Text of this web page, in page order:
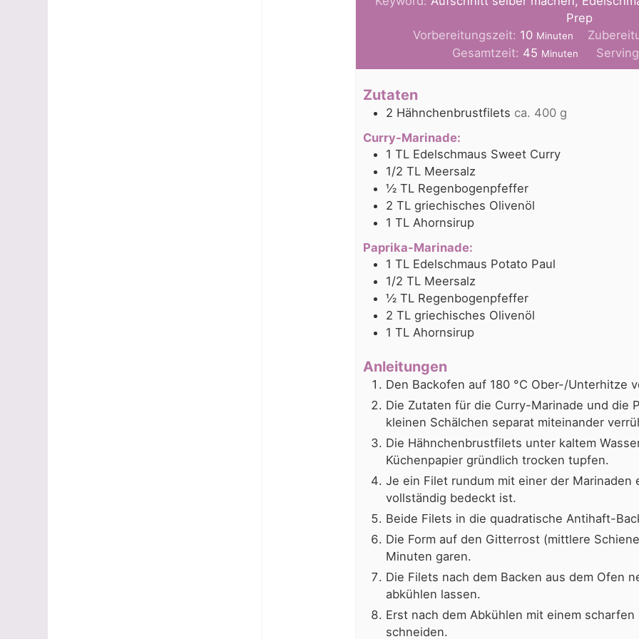
Prep
Vorbereitungszeit: 10Minuten
Minuten
Gesamtzeit: 45Minuten
Minuten
Zutaten
2 Hähnchenbrustfilets ca. 400 g
Curry-Marinade:
1 TL Edelschmaus Sweet Curry
1/2 TL Meersalz
½ TL Regenbogenpfeffer
2 TL griechisches Olivenöl
1 TL Ahornsirup
Paprika-Marinade:
1 TL Edelschmaus Potato Paul
1/2 TL Meersalz
½ TL Regenbogenpfeffer
2 TL griechisches Olivenöl
1 TL Ahornsirup
Anleitungen
Den Backofen auf 180 °C Ober-/Unterhitze
Die Zutaten für die Curry-Marinade und die
kleinen Schälchen separat miteinander
Die Hähnchenbrustfilets unter kaltem
Küchenpapier gründlich trocken tupfen.
Je ein Filet rundum mit einer der Marinaden
vollständig bedeckt ist.
Beide Filets in die quadratische Antihaft-
Die Form auf den Gitterrost (mittlere
Minuten garen.
Die Filets nach dem Backen aus dem Ofen
abkühlen lassen.
Erst nach dem Abkühlen mit einem
schneiden.